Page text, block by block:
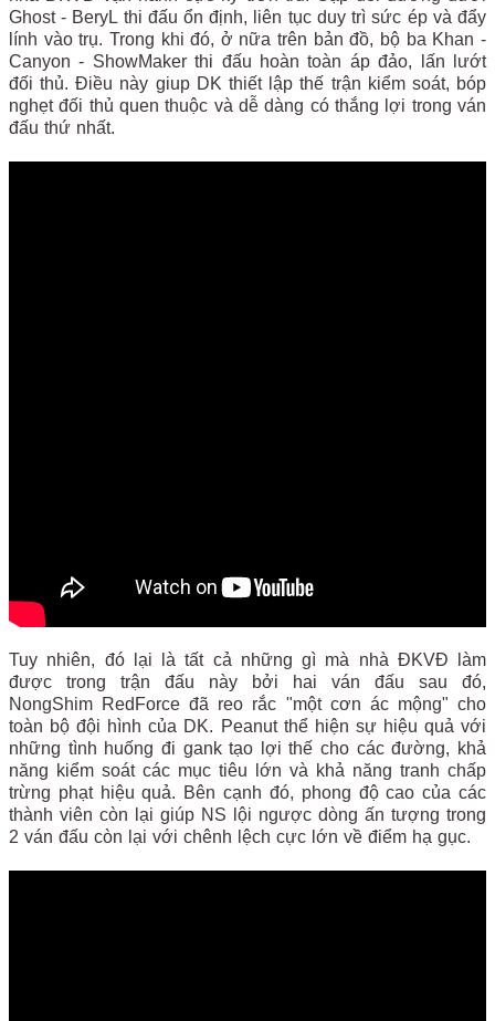
Ghost - BeryL thi đấu ổn định, liên tục duy trì sức ép và đẩy
lính vào trụ. Trong khi đó, ở nữa trên bản đồ, bộ ba Khan -
Canyon - ShowMaker thi đấu hoàn toàn áp đảo, lấn lướt
đối thủ. Điều này giup DK thiết lập thế trận kiểm soát, bóp
nghẹt đối thủ quen thuộc và dễ dàng có thắng lợi trong ván
đấu thứ nhất.
Tuy nhiên, đó lại là tất cả những gì mà nhà ĐKVĐ làm
được trong trận đấu này bởi hai ván đấu sau đó,
NongShim RedForce đã reo rắc "một cơn ác mộng" cho
toàn bộ đội hình của DK. Peanut thể hiện sự hiệu quả với
những tình huống đi gank tạo lợi thế cho các đường, khả
năng kiểm soát các mục tiêu lớn và khả năng tranh chấp
trừng phạt hiệu quả. Bên cạnh đó, phong độ cao của các
thành viên còn lại giúp NS lội ngược dòng ấn tượng trong
2 ván đấu còn lại với chênh lệch cực lớn về điểm hạ gục.